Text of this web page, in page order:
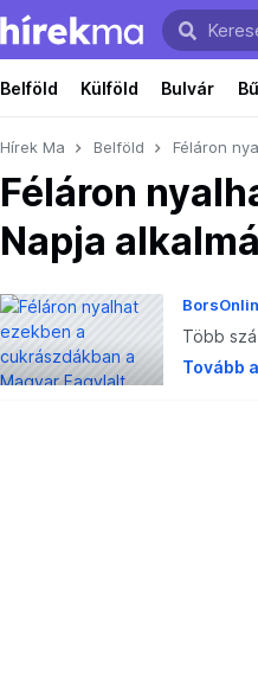
Belföld Külföld Bulvár
Hírek Ma Belföld Féláron
Féláron
Napja
Több
Tovább